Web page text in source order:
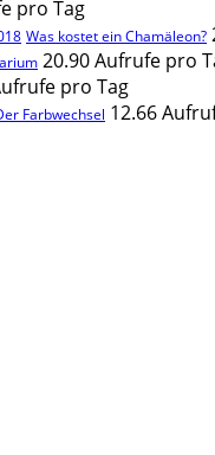
pro Tag
Was kostet ein Chamäleon?
20.90 Aufrufe pro
pro Tag
Farbwechsel 12.66